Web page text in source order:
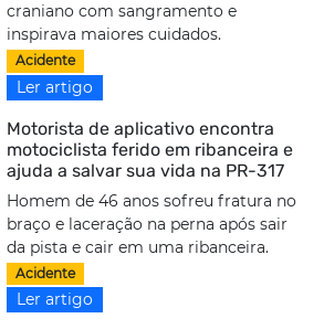
craniano com sangramento e
inspirava maiores cuidados.
Acidente
Ler artigo
Motorista de aplicativo encontra
motociclista ferido em ribanceira e
ajuda a salvar sua vida na PR-317
Homem de 46 anos sofreu fratura no
braço e laceração na perna após sair
da pista e cair em uma ribanceira.
Acidente
Ler artigo